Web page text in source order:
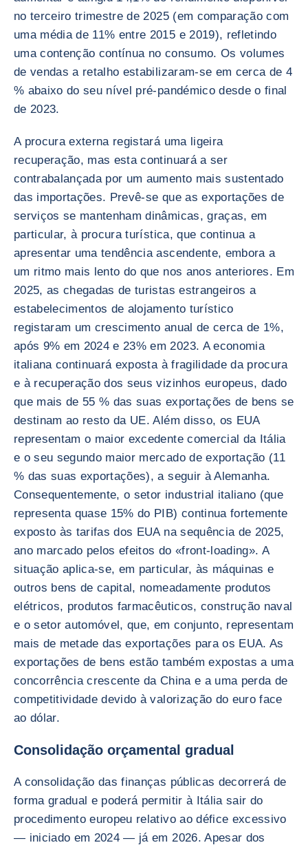
no terceiro trimestre de 2025 (em comparação com
uma média de 11% entre 2015 e 2019), refletindo
uma contenção contínua no consumo. Os volumes
de vendas a retalho estabilizaram-se em cerca de 4
% abaixo do seu nível pré-pandémico desde o final
de 2023.
A procura externa registará uma ligeira
recuperação, mas esta continuará a ser
contrabalançada por um aumento mais sustentado
das importações. Prevê-se que as exportações de
serviços se mantenham dinâmicas, graças, em
particular, à procura turística, que continua a
apresentar uma tendência ascendente, embora a
um ritmo mais lento do que nos anos anteriores. Em
2025, as chegadas de turistas estrangeiros a
estabelecimentos de alojamento turístico
registaram um crescimento anual de cerca de 1%,
após 9% em 2024 e 23% em 2023. A economia
italiana continuará exposta à fragilidade da procura
e à recuperação dos seus vizinhos europeus, dado
que mais de 55 % das suas exportações de bens se
destinam ao resto da UE. Além disso, os EUA
representam o maior excedente comercial da Itália
e o seu segundo maior mercado de exportação (11
% das suas exportações), a seguir à Alemanha.
Consequentemente, o setor industrial italiano (que
representa quase 15% do PIB) continua fortemente
exposto às tarifas dos EUA na sequência de 2025,
ano marcado pelos efeitos do «front-loading». A
situação aplica-se, em particular, às máquinas e
outros bens de capital, nomeadamente produtos
elétricos, produtos farmacêuticos, construção naval
e o setor automóvel, que, em conjunto, representam
mais de metade das exportações para os EUA. As
exportações de bens estão também expostas a uma
concorrência crescente da China e a uma perda de
competitividade devido à valorização do euro face
ao dólar.
Consolidação orçamental gradual
A consolidação das finanças públicas decorrerá de
forma gradual e poderá permitir à Itália sair do
procedimento europeu relativo ao défice excessivo
— iniciado em 2024 — já em 2026. Apesar dos